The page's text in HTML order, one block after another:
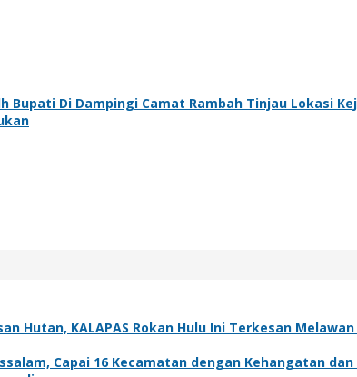
Bupati Di Dampingi Camat Rambah Tinjau Lokasi
Hutan, KALAPAS Rokan Hulu Ini Terkesan
Capai 16 Kecamatan dengan Kehangatan dan